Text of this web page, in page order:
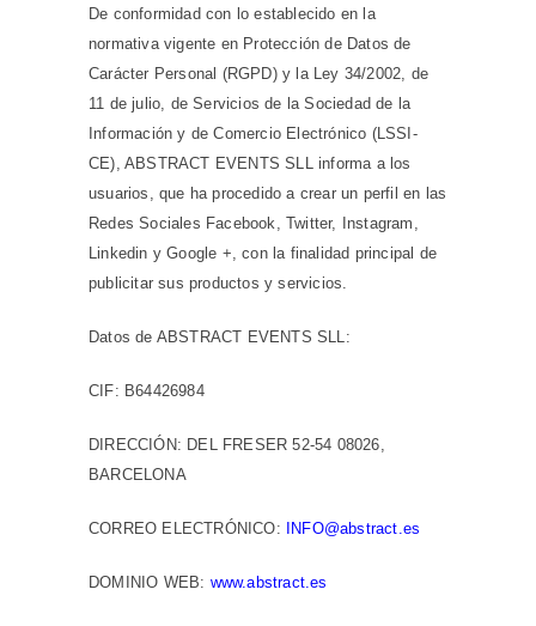
De conformidad con lo establecido en la
normativa vigente en Protección de Datos de
Carácter Personal (RGPD) y la Ley 34/2002, de
11 de julio, de Servicios de la Sociedad de la
Información y de Comercio Electrónico (LSSI-
CE), ABSTRACT EVENTS SLL informa a los
usuarios, que ha procedido a crear un perfil en las
Redes Sociales Facebook, Twitter, Instagram,
Linkedin y Google +, con la finalidad principal de
publicitar sus productos y servicios.
Datos de ABSTRACT EVENTS SLL:
CIF: B64426984
DIRECCIÓN: DEL FRESER 52-54 08026,
BARCELONA
CORREO ELECTRÓNICO: INFO@abstract.es
DOMINIO WEB: www.abstract.es